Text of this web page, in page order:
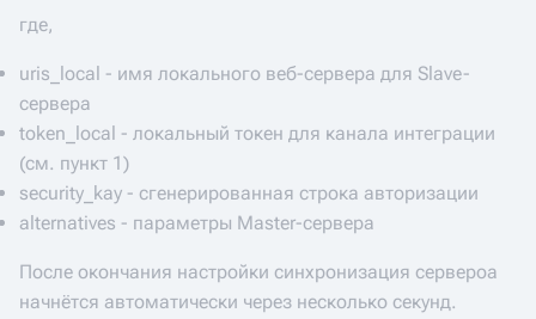
где,
uris_local - имя локального веб-сервера для Slave-
сервера
token_local - локальный токен для канала интеграции
(см. пункт 1)
security_kay - сгенерированная строка авторизации
alternatives - параметры Master-сервера
После окончания настройки синхронизация сервероа
начнётся автоматически через несколько секунд.